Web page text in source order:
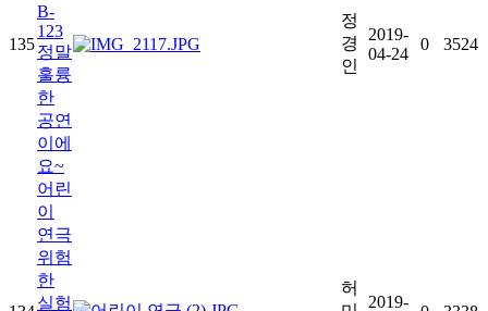
135
B-
123
정말
훌륭
한
공연
이에
요~
정
경
인
2019-
04-24
0 3524
어린
이
연극
위험
한
실험
허
2019-